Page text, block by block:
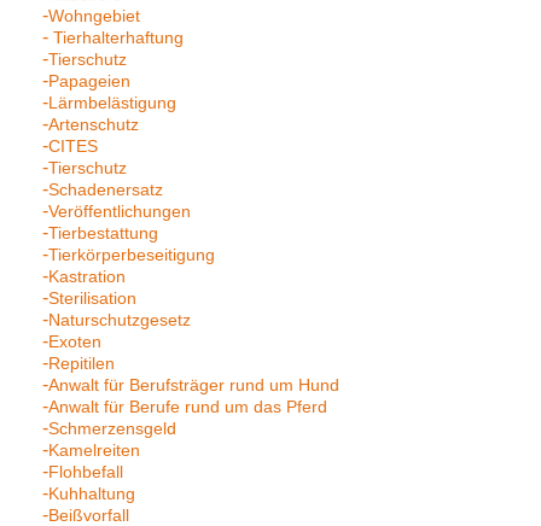
Wohngebiet
Tierhalterhaftung
Tierschutz
Papageien
Lärmbelästigung
Artenschutz
CITES
Tierschutz
Schadenersatz
Veröffentlichungen
Tierbestattung
Tierkörperbeseitigung
Kastration
Sterilisation
Naturschutzgesetz
Exoten
Repitilen
Anwalt für Berufsträger rund um Hund
Anwalt für Berufe rund um das Pferd
Schmerzensgeld
Kamelreiten
Flohbefall
Kuhhaltung
Beißvorfall